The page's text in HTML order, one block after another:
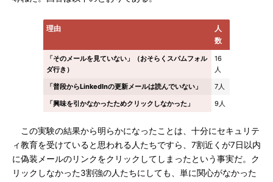
理由
人
数
「そのメールを見ていない」（おそらくスパムフォル
ダ行き）
16
人
「普段からLinkedInの更新メールは読んでいない」
7人
「興味を引かなかったためクリックしなかった」
9人
この実験の結果から明らかになったことは、十分にセキュリテ
ィ教育を受けていると思われる人たちですら、7割近くが7日以内
に偽装メールのリンクをクリックしてしまったという事実だ。ク
リックしなかった3割強の人たちにしても、単に関心がなかった